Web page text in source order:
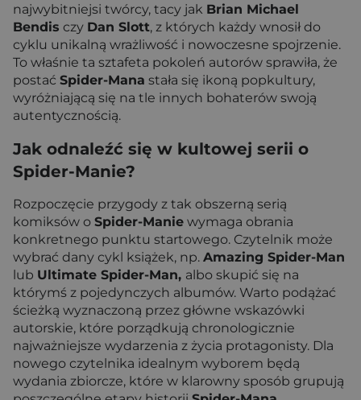
najwybitniejsi twórcy, tacy jak Brian Michael
Bendis czy Dan Slott, z których każdy wnosił do
cyklu unikalną wrażliwość i nowoczesne spojrzenie.
To właśnie ta sztafeta pokoleń autorów sprawiła, że
postać Spider-Mana stała się ikoną popkultury,
wyróżniającą się na tle innych bohaterów swoją
autentycznością.
Jak odnaleźć się w kultowej serii o
Spider-Manie?
Rozpoczęcie przygody z tak obszerną serią
komiksów o Spider-Manie wymaga obrania
konkretnego punktu startowego. Czytelnik może
wybrać dany cykl książek, np. Amazing Spider-Man
lub Ultimate Spider-Man, albo skupić się na
którymś z pojedynczych albumów. Warto podążać
ścieżką wyznaczoną przez główne wskazówki
autorskie, które porządkują chronologicznie
najważniejsze wydarzenia z życia protagonisty. Dla
nowego czytelnika idealnym wyborem będą
wydania zbiorcze, które w klarowny sposób grupują